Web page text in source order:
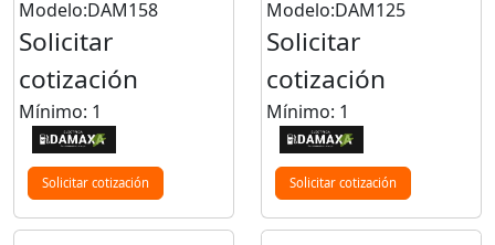
Modelo:DAM158
Solicitar
cotización
Mínimo: 1
Solicitar cotización
Modelo:DAM125
Solicitar
cotización
Mínimo: 1
Solicitar cotización